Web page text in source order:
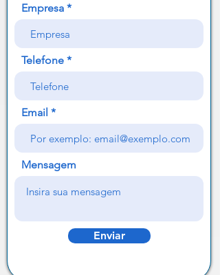
Empresa
Telefone
Email
Mensagem
Enviar